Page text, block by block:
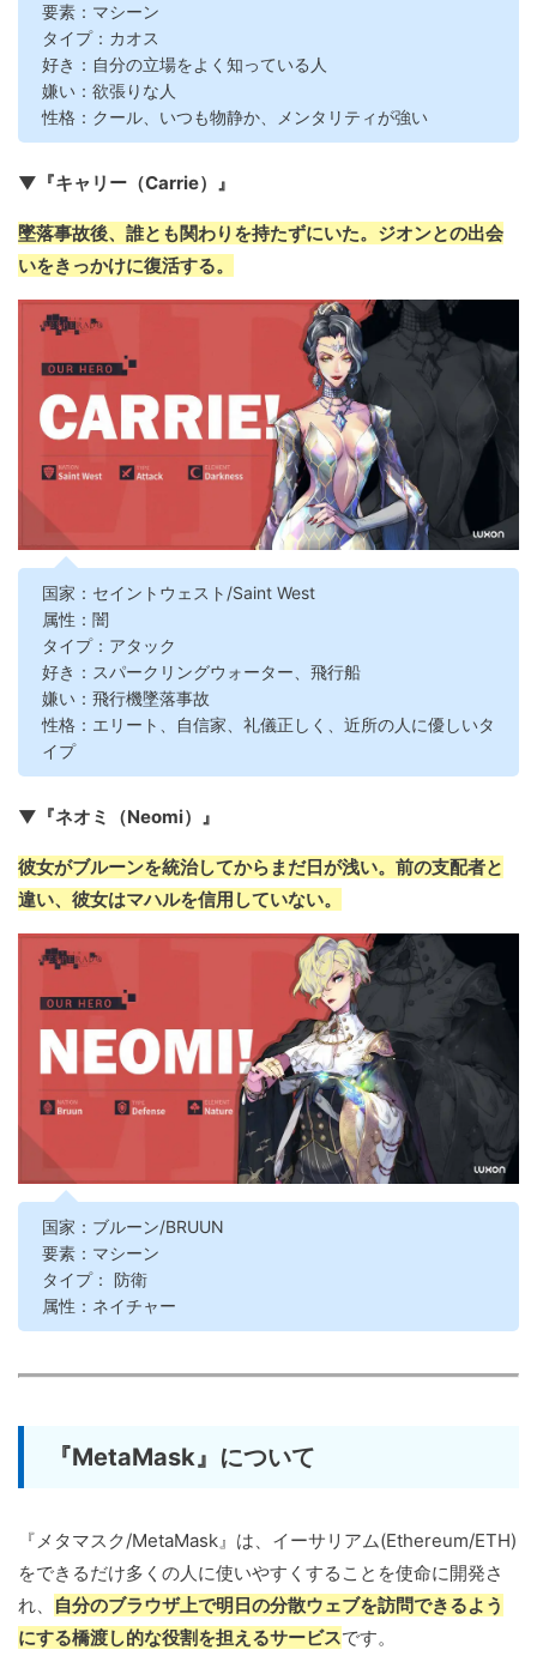
要素：マシーン
タイプ：カオス
好き：自分の立場をよく知っている人
嫌い：欲張りな人
性格：クール、いつも物静か、メンタリティが強い
▼『キャリー（Carrie）』
墜落事故後、誰とも関わりを持たずにいた。ジオンとの出会
いをきっかけに復活する。
国家：セイントウェスト/Saint West
属性：闇
タイプ：アタック
好き：スパークリングウォーター、飛行船
嫌い：飛行機墜落事故
性格：エリート、自信家、礼儀正しく、近所の人に優しいタ
イプ
▼『ネオミ（Neomi）』
彼女がブルーンを統治してからまだ日が浅い。前の支配者と
違い、彼女はマハルを信用していない。
国家：ブルーン/BRUUN
要素：マシーン
タイプ： 防衛
属性：ネイチャー
『MetaMask』について
『メタマスク/MetaMask』は、イーサリアム(Ethereum/ETH)
をできるだけ多くの人に使いやすくすることを使命に開発さ
れ、
自分のブラウザ上で明日の分散ウェブを訪問できるよう
にする橋渡し的な役割を担えるサービスです。